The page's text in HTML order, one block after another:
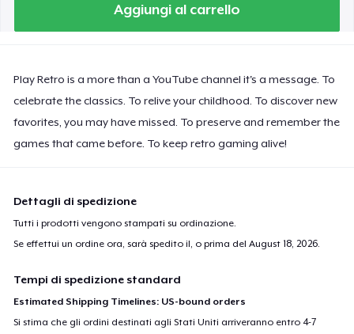
Aggiungi al carrello
Play Retro is a more than a YouTube channel it's a message. To
celebrate the classics. To relive your childhood. To discover new
favorites, you may have missed. To preserve and remember the
games that came before. To keep retro gaming alive!
Dettagli di spedizione
Tutti i prodotti vengono stampati su ordinazione.
Se effettui un ordine ora, sarà spedito il, o prima delAugust 18, 2026.
Tempi di spedizione standard
Estimated Shipping Timelines: US-bound orders
Si stima che gli ordini destinati agli Stati Uniti arriveranno entro 4-7